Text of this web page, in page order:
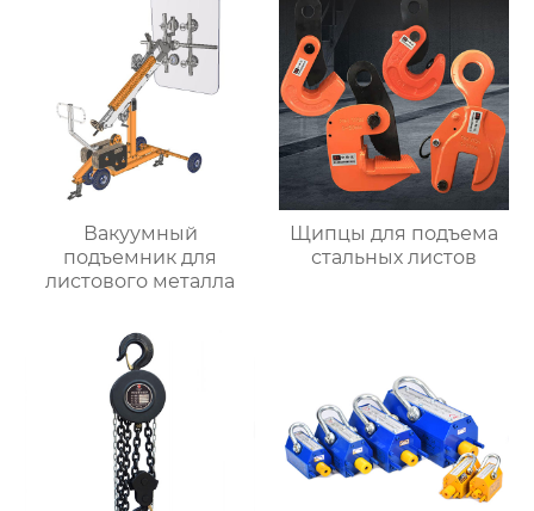
Вакуумный
подъемник для
листового металла
Щипцы для подъема
стальных листов